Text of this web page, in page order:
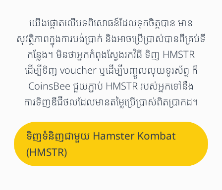
យើងផ្តោតលើបទពិសោធន៍ដែលទុកចិត្តបាន មាន
សុវត្ថិភាពក្នុងការបង់ប្រាក់ និងអាចប្រើប្រាស់បានពីគ្រប់ទី
កន្លែង។ មិនថាអ្នកកំពុងស្វែងរកវិធី ទិញ HMSTR
ដើម្បីទិញ voucher ឬដើម្បីបញ្ចូលលុយទូរស័ព្ទ ក៏
CoinsBee ជួយភ្ជាប់ HMSTR របស់អ្នកទៅនឹង
ការទិញឌីជីថលដែលមានតម្លៃប្រើប្រាស់ពិតប្រាកដ។
ទិញទំនិញជាមួយ Hamster Kombat
(HMSTR)